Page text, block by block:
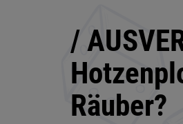
/
Räuber?